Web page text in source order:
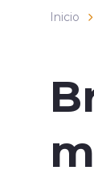
Inicio